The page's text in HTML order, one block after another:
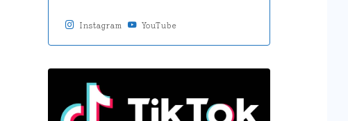
Instagram YouTube